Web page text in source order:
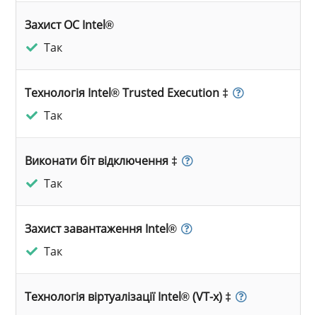
Захист ОС Intel®
Так
Технологія Intel® Trusted Execution ‡
Так
Виконати біт відключення ‡
Так
Захист завантаження Intel®
Так
Технологія віртуалізації Intel® (VT-x) ‡